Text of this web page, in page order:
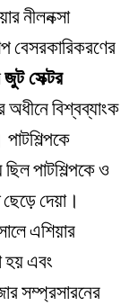
নীলনক্সা
বেসরকারিকরণের
জুট সেক্টর
অধীনে বিশ্বব্যাংক
পাটশিল্পকে ও
দেয়া।
এশিয়ার
এবং
সম্প্রসারনের